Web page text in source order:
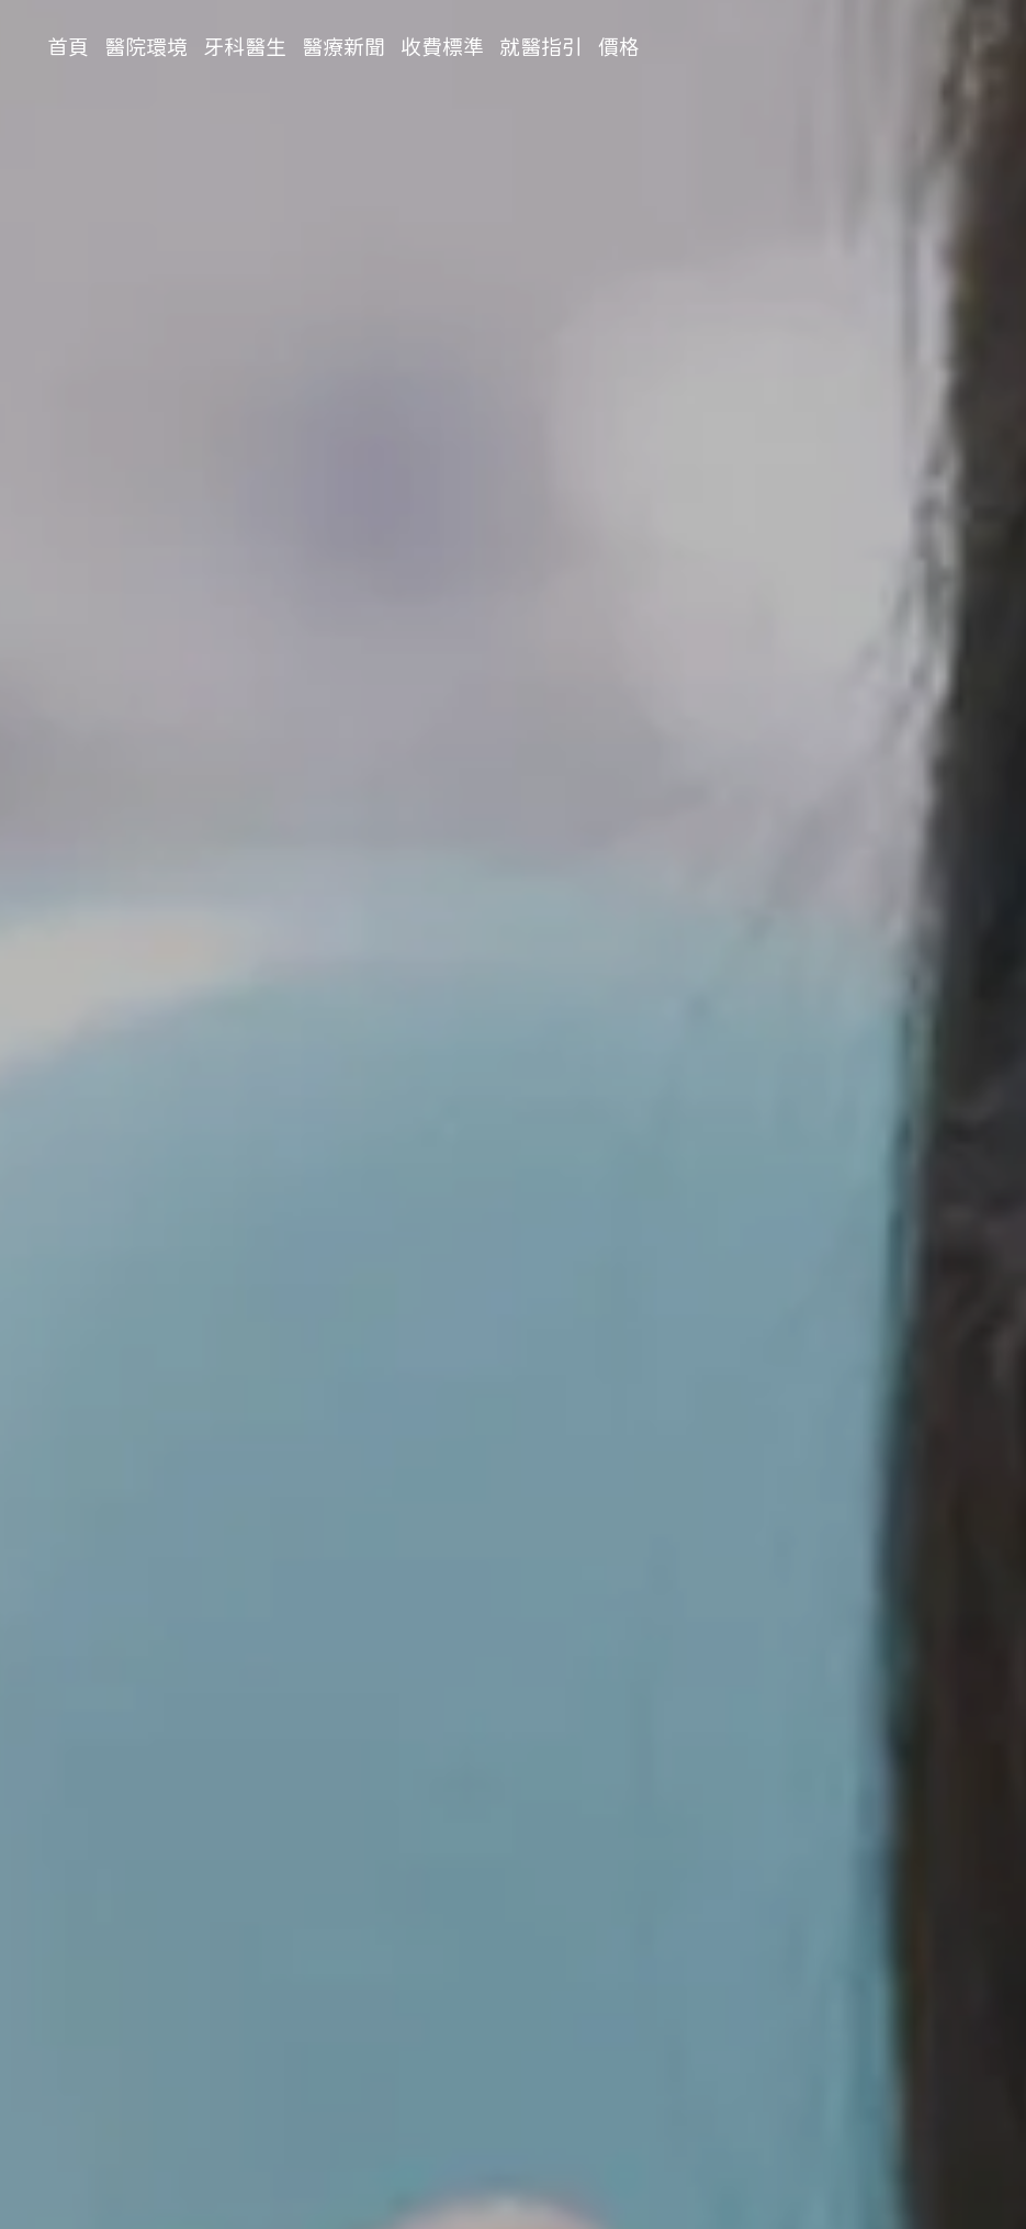
首頁 醫院環境 牙科醫生 醫療新聞 收費標準 就醫指引 價格